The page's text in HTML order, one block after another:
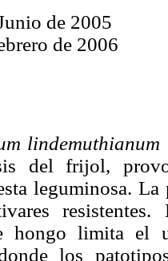
de 2005
de 2006
lindemuthianum
del frijol,
leguminosa.
hongo limita el
los